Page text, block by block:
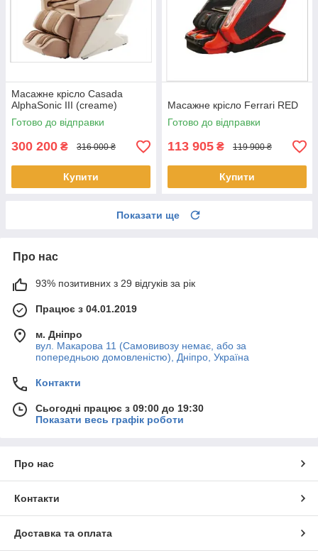
Масажне крісло Casada
AlphaSonic III (creame)
Готово до відправки
300 200 ₴ 316 000 ₴
Купити
Масажне крісло Ferrari RED
Готово до відправки
113 905 ₴ 119 900 ₴
Купити
Показати ще
Про нас
93% позитивних з 29 відгуків за рік
Працює з 04.01.2019
м. Дніпро
вул. Макарова 11 (Самовивозу немає, або за
попередньою домовленістю), Дніпро, Україна
Контакти
Сьогодні працює з 09:00 до 19:30
Показати весь графік роботи
Про нас
Контакти
Доставка та оплата